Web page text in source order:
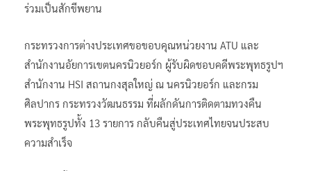
ร่วมเป็นสักขีพยาน
กระทรวงการต่างประเทศขอขอบคุณหน่วยงาน ATU และ
สำนักงานอัยการเขตนครนิวยอร์ก ผู้รับผิดชอบคดีพระพุทธรูปฯ
สำนักงาน HSI สถานกงสุลใหญ่ ณ นครนิวยอร์ก และกรม
ศิลปากร กระทรวงวัฒนธรรม ที่ผลักดันการติดตามทวงคืน
พระพุทธรูปทั้ง 13 รายการ กลับคืนสู่ประเทศไทยจนประสบ
ความสำเร็จ